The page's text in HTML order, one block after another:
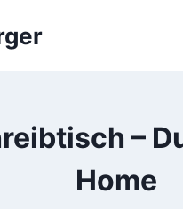
–
Home